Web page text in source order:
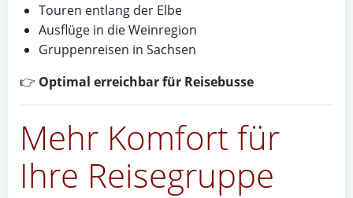
Touren entlang der Elbe
Ausflüge in die Weinregion
Gruppenreisen in Sachsen
👉 Optimal erreichbar für Reisebusse
Mehr Komfort für
Ihre Reisegruppe